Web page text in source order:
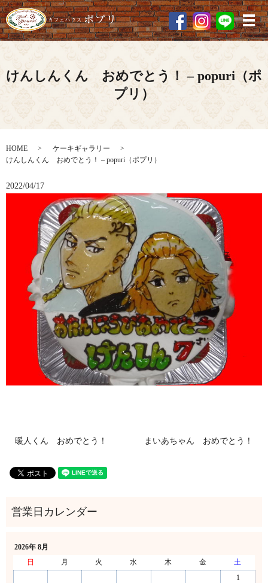
メ
けんしんくん おめでとう！ – popuri（ポ
プリ）
HOME
ケーキギャラリー
けんしんくん おめでとう！ – popuri（ポプリ）
2022/04/17
暖人くん おめでとう！ まいあちゃん おめでとう！
2026年 8月
日
月 火 水 木 金
土
1